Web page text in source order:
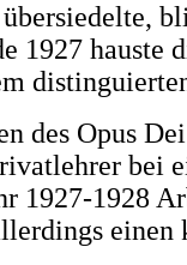
1927
des Opus
bei
1927-1928
einen